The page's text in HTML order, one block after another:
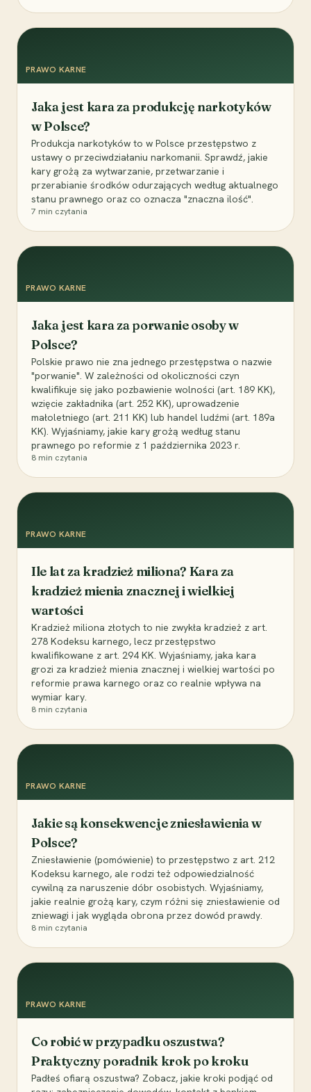
PRAWO KARNE
Jaka jest kara za produkcję narkotyków
w Polsce?
Produkcja narkotyków to w Polsce przestępstwo z
ustawy o przeciwdziałaniu narkomanii. Sprawdź, jakie
kary grożą za wytwarzanie, przetwarzanie i
przerabianie środków odurzających według aktualnego
stanu prawnego oraz co oznacza "znaczna ilość".
7 min czytania
PRAWO KARNE
Jaka jest kara za porwanie osoby w
Polsce?
Polskie prawo nie zna jednego przestępstwa o nazwie
"porwanie". W zależności od okoliczności czyn
kwalifikuje się jako pozbawienie wolności (art. 189 KK),
wzięcie zakładnika (art. 252 KK), uprowadzenie
małoletniego (art. 211 KK) lub handel ludźmi (art. 189a
KK). Wyjaśniamy, jakie kary grożą według stanu
prawnego po reformie z 1 października 2023 r.
8 min czytania
PRAWO KARNE
Ile lat za kradzież miliona? Kara za
kradzież mienia znacznej i wielkiej
wartości
Kradzież miliona złotych to nie zwykła kradzież z art.
278 Kodeksu karnego, lecz przestępstwo
kwalifikowane z art. 294 KK. Wyjaśniamy, jaka kara
grozi za kradzież mienia znacznej i wielkiej wartości po
reformie prawa karnego oraz co realnie wpływa na
wymiar kary.
8 min czytania
PRAWO KARNE
Jakie są konsekwencje zniesławienia w
Polsce?
Zniesławienie (pomówienie) to przestępstwo z art. 212
Kodeksu karnego, ale rodzi też odpowiedzialność
cywilną za naruszenie dóbr osobistych. Wyjaśniamy,
jakie realnie grożą kary, czym różni się zniesławienie od
zniewagi i jak wygląda obrona przez dowód prawdy.
8 min czytania
PRAWO KARNE
Co robić w przypadku oszustwa?
Praktyczny poradnik krok po kroku
Padłeś ofiarą oszustwa? Zobacz, jakie kroki podjąć od